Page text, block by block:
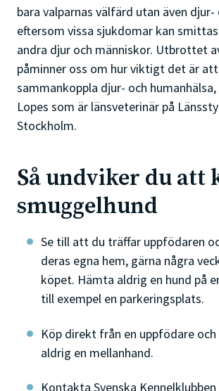
bara valparnas välfärd utan även
eftersom vissa sjukdomar kan
andra djur och människor. Utbrottet
påminner oss om hur viktigt det är att
sammankoppla djur- och humanhälsa,
Lopes som är länsveterinär på
Stockholm.
Så undviker du att
smuggelhund
Se till att du träffar uppfödaren
deras egna hem, gärna några
köpet. Hämta aldrig en hund på
till exempel en parkeringsplats.
Köp direkt från en uppfödare och
aldrig en mellanhand.
Kontakta Svenska